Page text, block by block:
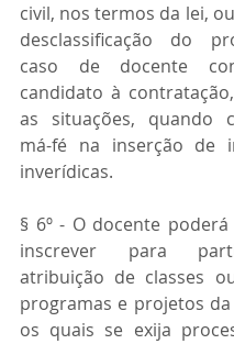
civil, nos termos da lei,
desclassificação do
caso de docente
candidato à
as situações, quando
má-fé na inserção de
inverídicas.
§ 6º - O docente
inscrever para
atribuição de classes
programas e projetos
os quais se exija